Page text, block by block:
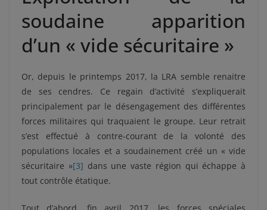
soudaine apparition
d’un « vide sécuritaire »
Or, depuis le printemps 2017, la LRA semble renaitre
de ses cendres. Ce regain d’activité s’expliquerait
principalement par le désengagement des différentes
forces militaires qui traquaient le groupe. Leur retrait
s’est effectué à contre-courant de la volonté des
populations locales et a soudainement créé un « vide
sécuritaire »[3] dans une vaste région qui échappe à
tout contrôle étatique.